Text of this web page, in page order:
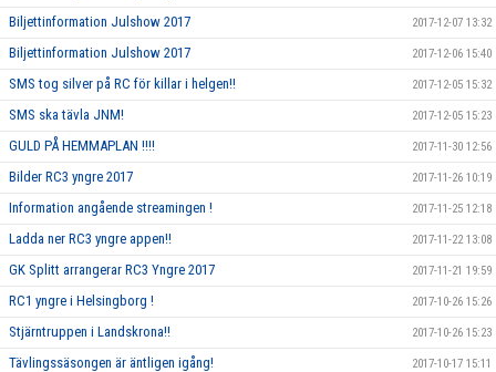
Biljettinformation Julshow 2017 2017-12-07 13:32
Biljettinformation Julshow 2017 2017-12-06 15:40
SMS tog silver på RC för killar i helgen!! 2017-12-05 15:32
SMS ska tävla JNM! 2017-12-05 15:23
GULD PÅ HEMMAPLAN !!!! 2017-11-30 12:56
Bilder RC3 yngre 2017 2017-11-26 10:19
Information angående streamingen ! 2017-11-25 12:18
Ladda ner RC3 yngre appen!! 2017-11-22 13:08
GK Splitt arrangerar RC3 Yngre 2017 2017-11-21 19:59
RC1 yngre i Helsingborg ! 2017-10-26 15:26
Stjärntruppen i Landskrona!! 2017-10-26 15:23
Tävlingssäsongen är äntligen igång! 2017-10-17 15:11